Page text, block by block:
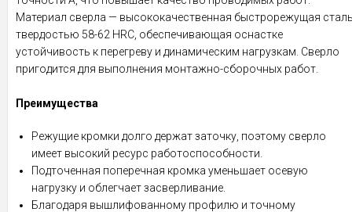
Материал сверла — высококачественная быстрорежущая
твердостью 58-62 HRC, обеспечивающая оснастке
устойчивость к перегреву и динамическим нагрузкам. Сверло
пригодится для выполнения монтажно-сборочных работ.
Преимущества
Режущие кромки долго держат заточку, поэтому сверло
имеет высокий ресурс работоспособности.
Подточенная поперечная кромка уменьшает осевую
нагрузку и облегчает засверливание.
Благодаря вышлифованному профилю и точному